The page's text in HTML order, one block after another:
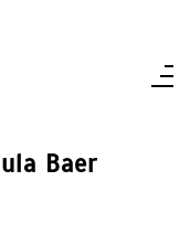
Baer